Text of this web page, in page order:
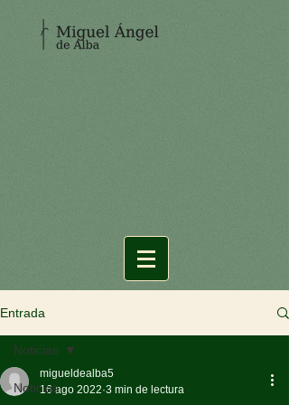
Entrada
Noticias
Noticias
migueldealba5
16 ago 2022 3 min de lectura